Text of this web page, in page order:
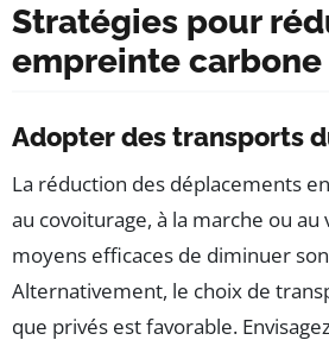
Stratégies pour
empreinte carbone
Adopter des transports
La réduction des déplacements
au covoiturage, à la marche ou au
moyens efficaces de diminuer
Alternativement, le choix de
que privés est favorable.